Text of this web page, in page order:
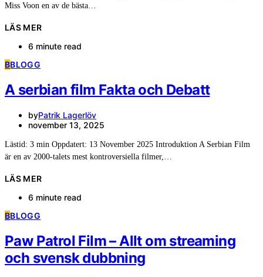
Miss Voon en av de bästa…
LÄS MER
6 minute read
BBLOGG
A serbian film Fakta och Debatt
byPatrik Lagerlöv
november 13, 2025
Lästid: 3 min Oppdatert: 13 November 2025 Introduktion A Serbian Film
är en av 2000-talets mest kontroversiella filmer,…
LÄS MER
6 minute read
BBLOGG
Paw Patrol Film – Allt om streaming
och svensk dubbning